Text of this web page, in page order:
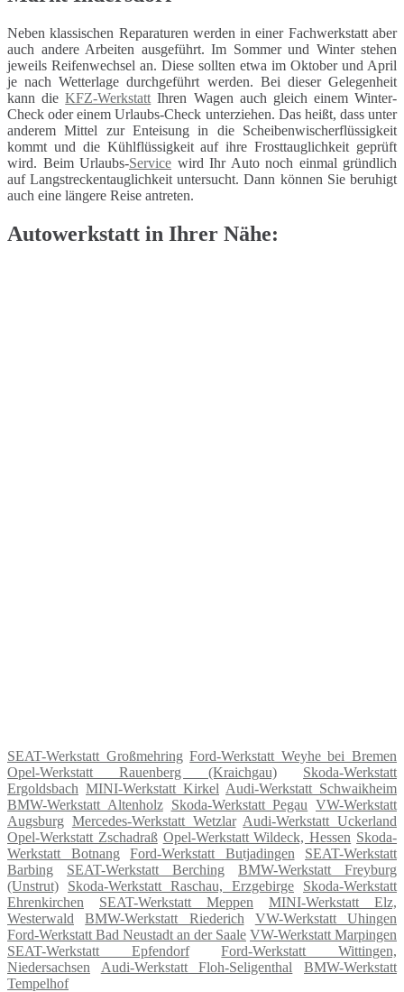
Neben klassischen Reparaturen werden in einer Fachwerkstatt aber
auch andere Arbeiten ausgeführt. Im Sommer und Winter stehen
jeweils Reifenwechsel an. Diese sollten etwa im Oktober und April
je nach Wetterlage durchgeführt werden. Bei dieser Gelegenheit
kann dieKFZ-Werkstatt Ihren Wagen auch gleich einem Winter-
Check oder einem Urlaubs-Check unterziehen. Das heißt, dass unter
anderem Mittel zur Enteisung in die Scheibenwischerflüssigkeit
kommt und die Kühlflüssigkeit auf ihre Frosttauglichkeit geprüft
wird. Beim Urlaubs-Service wird Ihr Auto noch einmal gründlich
auf Langstreckentauglichkeit untersucht. Dann können Sie beruhigt
auch eine längere Reise antreten.
Autowerkstatt in Ihrer Nähe:
SEAT-Werkstatt Großmehring Ford-Werkstatt Weyhe bei Bremen
Opel-Werkstatt Rauenberg (Kraichgau)
Skoda-Werkstatt
Ergoldsbach MINI-Werkstatt Kirkel Audi-Werkstatt Schwaikheim
BMW-Werkstatt Altenholz
Skoda-Werkstatt Pegau VW-Werkstatt
Augsburg Mercedes-Werkstatt Wetzlar Audi-Werkstatt Uckerland
Opel-Werkstatt Zschadraß Opel-Werkstatt Wildeck, Hessen Skoda-
Werkstatt Botnang
Ford-Werkstatt Butjadingen
SEAT-Werkstatt
Barbing
SEAT-Werkstatt Berching
BMW-Werkstatt Freyburg
(Unstrut)
Skoda-Werkstatt Raschau, Erzgebirge
Skoda-Werkstatt
Ehrenkirchen
SEAT-Werkstatt Meppen
MINI-Werkstatt Elz,
Westerwald
BMW-Werkstatt Riederich
VW-Werkstatt Uhingen
Ford-Werkstatt Bad Neustadt an der Saale VW-Werkstatt Marpingen
SEAT-Werkstatt Epfendorf
Ford-Werkstatt Wittingen,
Niedersachsen
Audi-Werkstatt Floh-Seligenthal
BMW-Werkstatt
Tempelhof